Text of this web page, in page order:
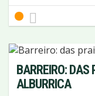
BARREIRO: DAS
ALBURRICA